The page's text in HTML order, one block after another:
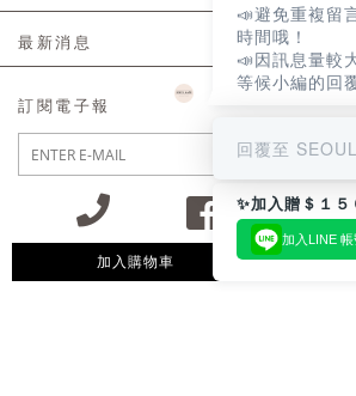
加入購物車
會員常見問題
訂單常見問題
商品售後服務
電子發票
國外會員服務
門市資訊
最新消息
LINE官方會員活動
訂閱電子報
09:30~12:00 13:00~18:30 / Mon - Fri(
✨加入贈＄１５
加入LINE 帳
📣避免重複留
時間哦！
📣因訊息量較
等候小編的回
回覆至